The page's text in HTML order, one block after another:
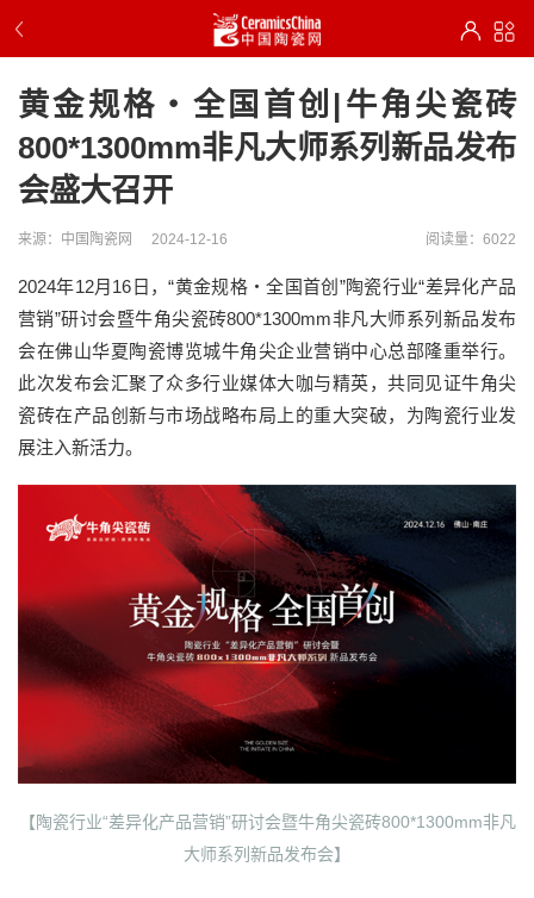
黄金规格・全国首创|牛角尖瓷砖
800*1300mm非凡大师系列新品发布
会盛大召开
来源：中国陶瓷网 2024-12-16 阅读量：6022
2024年12月16日，“黄金规格・全国首创”陶瓷行业“差异化产品
营销”研讨会暨牛角尖瓷砖800*1300mm非凡大师系列新品发布
会在佛山华夏陶瓷博览城牛角尖企业营销中心总部隆重举行。
此次发布会汇聚了众多行业媒体大咖与精英，共同见证牛角尖
瓷砖在产品创新与市场战略布局上的重大突破，为陶瓷行业发
展注入新活力。
【陶瓷行业“差异化产品营销”研讨会暨牛角尖瓷砖800*1300mm非凡
大师系列新品发布会】